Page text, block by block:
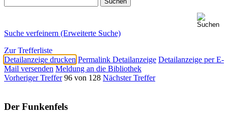
Suche verfeinern (Erweiterte Suche)
Zur Trefferliste
Detailanzeige drucken Permalink Detailanzeige Detailanzeige per E-
Mail versenden Meldung an die Bibliothek
Vorheriger Treffer 96 von 128 Nächster Treffer
Der Funkenfels